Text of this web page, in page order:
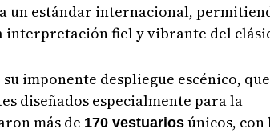
un estándar internacional,
interpretación fiel y vibrante del
imponente despliegue escénico, que
diseñados especialmente para la
más de 170 vestuariosúnicos, con